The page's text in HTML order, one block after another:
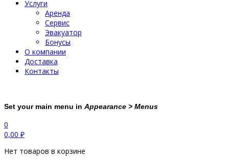
Услуги
Аренда
Сервис
Эвакуатор
Бонусы
О компании
Доставка
Контакты
Set your main menu in Appearance > Menus
0
0,00 ₽
Нет товаров в корзине